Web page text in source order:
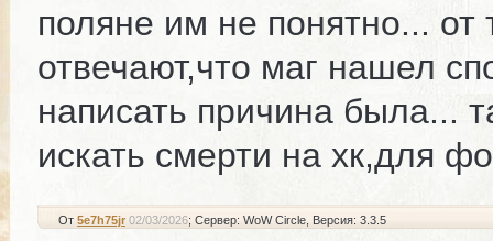
поляне им не понятно...
отвечают,что маг нашел
написать причина была...
искать смерти на хк,для
От 5e7h75jr 02/03/2026; Сервер: WoW Circle , Версия: 3.3.5